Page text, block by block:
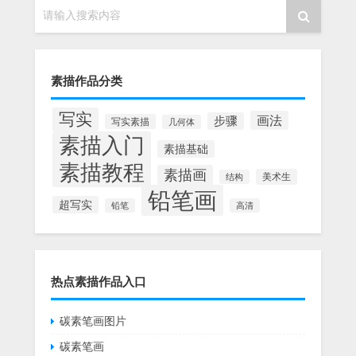
请输入搜索内容
素描作品分类
写实 写实素描 几何体 步骤 画法
素描入门 素描基础
素描教程 素描画 结构 美术生
超写实 铅笔 铅笔画 高清
热点素描作品入口
碳素笔画图片
碳素笔画